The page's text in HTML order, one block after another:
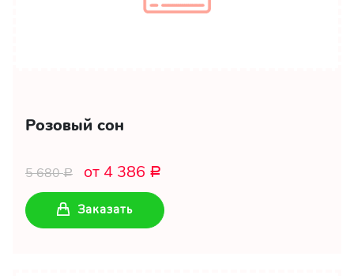
Розовый сон
5 680Р от 4 386 Р
Заказать